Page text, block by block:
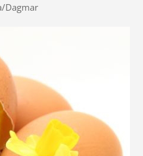
Dagmar